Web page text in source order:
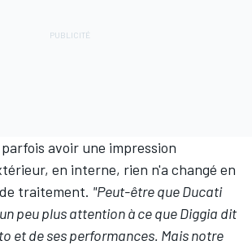
avoir une impression
en interne, rien n'a changé en
traitement. "Peut-être que Ducati
peu plus attention à ce que Diggia dit
et de ses performances. Mais notre